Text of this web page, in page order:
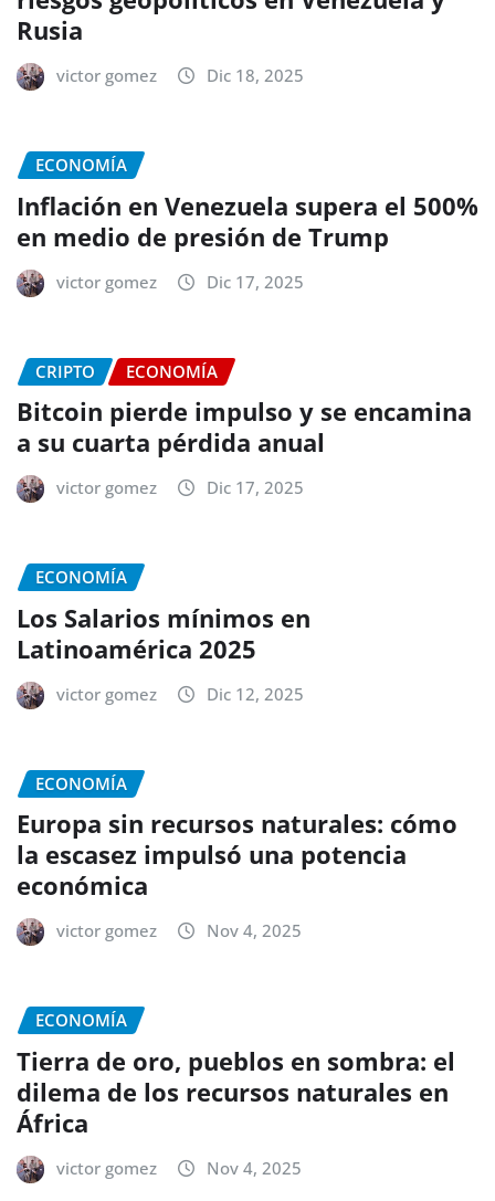
Rusia
victor gomez Dic 18, 2025
ECONOMÍA
Inflación en Venezuela supera el 500%
en medio de presión de Trump
victor gomez Dic 17, 2025
CRIPTO ECONOMÍA
Bitcoin pierde impulso y se encamina
a su cuarta pérdida anual
victor gomez Dic 17, 2025
ECONOMÍA
Los Salarios mínimos en
Latinoamérica 2025
victor gomez Dic 12, 2025
ECONOMÍA
Europa sin recursos naturales: cómo
la escasez impulsó una potencia
económica
victor gomez Nov 4, 2025
ECONOMÍA
Tierra de oro, pueblos en sombra: el
dilema de los recursos naturales en
África
victor gomez Nov 4, 2025